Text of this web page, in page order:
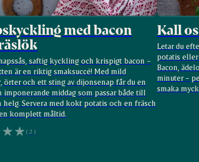
med bacon
saftig kyckling och krispigt bacon –
är en riktig smaksuccé! Med mild
örter och ett sting av dijonsenap får du en
imponerande middag som passar både till
helg. Servera med kokt potatis och en fräsch
komplett måltid.
(2)
Kall
Letar du
potatis eller
Bacon,
minuter –
smaka